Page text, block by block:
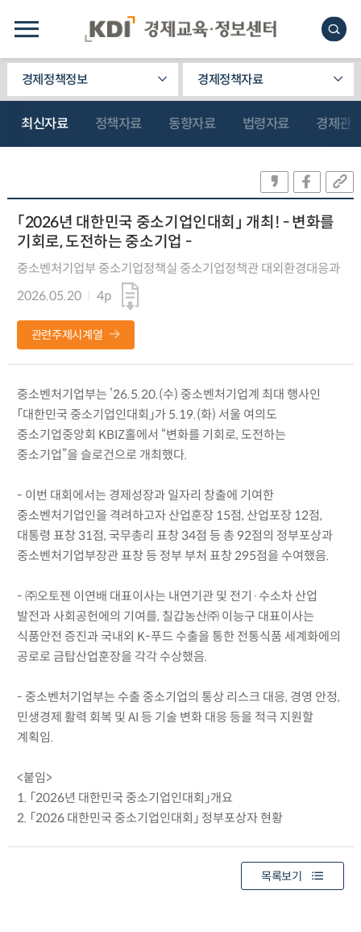
경제정책정보 경제정책자료
최신자료 정책자료 동향자료 법령자료 경제관
「2026년 대한민국 중소기업인대회」 개최! - 변화를
기회로, 도전하는 중소기업 -
중소벤처기업부 중소기업정책실 중소기업정책관 대외환경대응과
2026.05.20
4p
관련주제시계열
중소벤처기업부는 ’26.5.20.(수) 중소벤처기업계 최대 행사인
「대한민국 중소기업인대회」가 5.19.(화) 서울 여의도
중소기업중앙회 KBIZ홀에서 “변화를 기회로, 도전하는
중소기업”을 슬로건으로 개최했다.
- 이번 대회에서는 경제성장과 일자리 창출에 기여한
중소벤처기업인을 격려하고자 산업훈장 15점, 산업포장 12점,
대통령 표창 31점, 국무총리 표창 34점 등 총 92점의 정부포상과
중소벤처기업부장관 표창 등 정부 부처 표창 295점을 수여했음.
- ㈜오토젠 이연배 대표이사는 내연기관 및 전기·수소차 산업
발전과 사회공헌에의 기여를, 칠갑농산㈜ 이능구 대표이사는
식품안전 증진과 국내외 K-푸드 수출을 통한 전통식품 세계화에의
공로로 금탑산업훈장을 각각 수상했음.
- 중소벤처기업부는 수출 중소기업의 통상 리스크 대응, 경영 안정,
민생경제 활력 회복 및 AI 등 기술 변화 대응 등을 적극 지원할
계획임.
<붙임>
1. 「2026년 대한민국 중소기업인대회」개요
2. 「2026 대한민국 중소기업인대회」 정부포상자 현황
목록보기